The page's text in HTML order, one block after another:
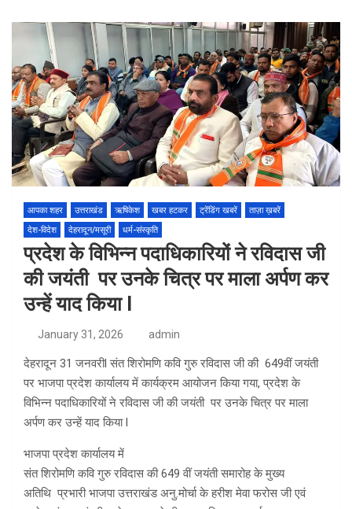
आपका शहर उत्तराखंड ऋषिकेश खबर हटकर ट्रेंडिंग खबरें
ताज़ा ख़बरें
देश-विदेश
देहरादून/मसूरी धर्म-संस्कृति
प्रदेश के विभिन्न पदाधिकारियों ने रविदास जी
की जयंती पर उनके चित्र पर माला अर्पण कर
उन्हें याद किया l
January 31, 2026 admin
देहरादून 31 जनवरीl संत शिरोमणि कवि गुरु रविदास जी की 649वीं जयंती
पर भाजपा प्रदेश कार्यालय में कार्यक्रम आयोजन किया गया, प्रदेश के
विभिन्न पदाधिकारियों ने रविदास जी की जयंती पर उनके चित्र पर माला
अर्पण कर उन्हें याद किया l
भाजपा प्रदेश कार्यालय में
संत शिरोमणि कवि गुरु रविदास की 649 वीं जयंती समारोह के मुख्य
अतिथि प्रभारी भाजपा उत्तराखंड अनु.मोर्चा के हरीश मेवा फरोस जी एवं